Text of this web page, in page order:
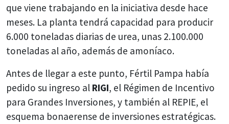
que viene trabajando en la iniciativa desde hace
meses. La planta tendrá capacidad para producir
6.000 toneladas diarias de urea, unas 2.100.000
toneladas al año, además de amoníaco.
Antes de llegar a este punto, Fértil Pampa había
pedido su ingreso al RIGI, el Régimen de Incentivo
para Grandes Inversiones, y también al REPIE, el
esquema bonaerense de inversiones estratégicas.